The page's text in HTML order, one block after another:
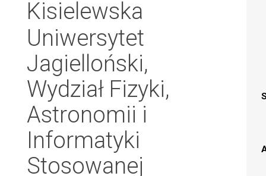
Kisielewska
Uniwersytet
Jagielloński,
Wydział Fizyki,
Astronomii i
Informatyki
Stosowanej